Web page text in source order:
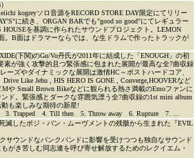
eiichi kogreyソロ音源をRECORD STORE DAY限定にてリリー
に続き、ORGAN BARでも"good so good"にてレギュラー
HOUSEを基調に作られたサウンドプロジェクト。LEMON
。B面はドラマーならでは、な生ドラムで作ったトラックが
下関)のGu/Vo丹氏が2011年に結成した「ENOUGH」の初
素が強く攻撃的且つ緊張感に包まれた展開が最高な全7曲収録
ーズやダイナミックな展開は激情HC～ポストハードコア、
Like Jehu , HIS HERO IS GONE , Converge,HOOVERなど
や Small Brown Bikeなどに観られる熱さ満載のEmoファンに
ド。緊張感とダークな雰囲気漂う全7曲収録の1st mini album
も楽しみな期待の新星!
3. Trapped 4. Till then 5. Throw away 6. Rupture 7. ...
滅したポジ・バン・ムーヴメントの残骸から生まれた『EVIL
サウンドなパンクバンドに影響を受けつつも独自なサウンド
がき苦しむ同志連を呼び寄せ解放するためのレクイエム・